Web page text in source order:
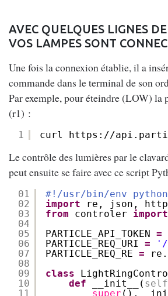
AVEC QUELQUES LIGNES
VOS LAMPES SONT
Une fois la connexion établie, il a
commande dans le terminal de son
Par exemple, pour éteindre (LOW) la
(r1) :
1 curl https://
Le contrôle des lumières par le
peut ensuite se faire avec ce script
01
02
03
04
05
06
07
08
09
10
11
#!/usr/bin/env
import
re, json,
from
controler import
PARTICLE_API_TOKEN =
PARTICLE_REQ_URI =
'/
PARTICLE_REQ_RE = re.
class
def
__init__( self
super